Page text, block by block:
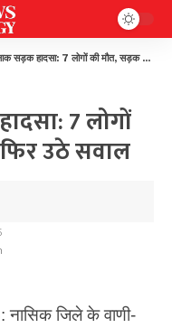
हादसा: 7 लोगों की मौत, सड़क सुरक्षा पर फिर उठे सवाल
7 लोगों
उठे सवाल
नासिक जिले के वाणी-